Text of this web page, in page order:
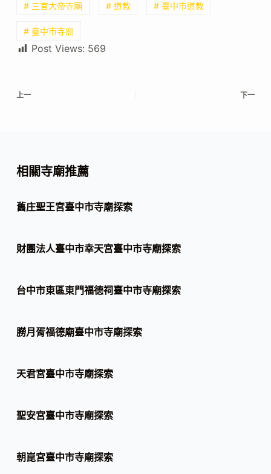
# 三官大帝寺廟 # 道教 # 臺中市道教
# 臺中市寺廟
Post Views: 569
上一 下一
相關寺廟推薦
舊庄聖王宮臺中市寺廟探索
財團法人臺中市幸天宮臺中市寺廟探索
台中市東區東門福德祠臺中市寺廟探索
朥月胥福德廟臺中市寺廟探索
天君宮臺中市寺廟探索
聖安宮臺中市寺廟探索
朝崑宮臺中市寺廟探索